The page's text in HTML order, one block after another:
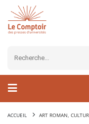
ACCUEIL ART ROMAN,